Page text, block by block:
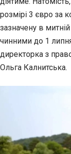
розмірі 3 євро за
зазначену в
чинними до 1
директорка з
Ольга Калнитська.